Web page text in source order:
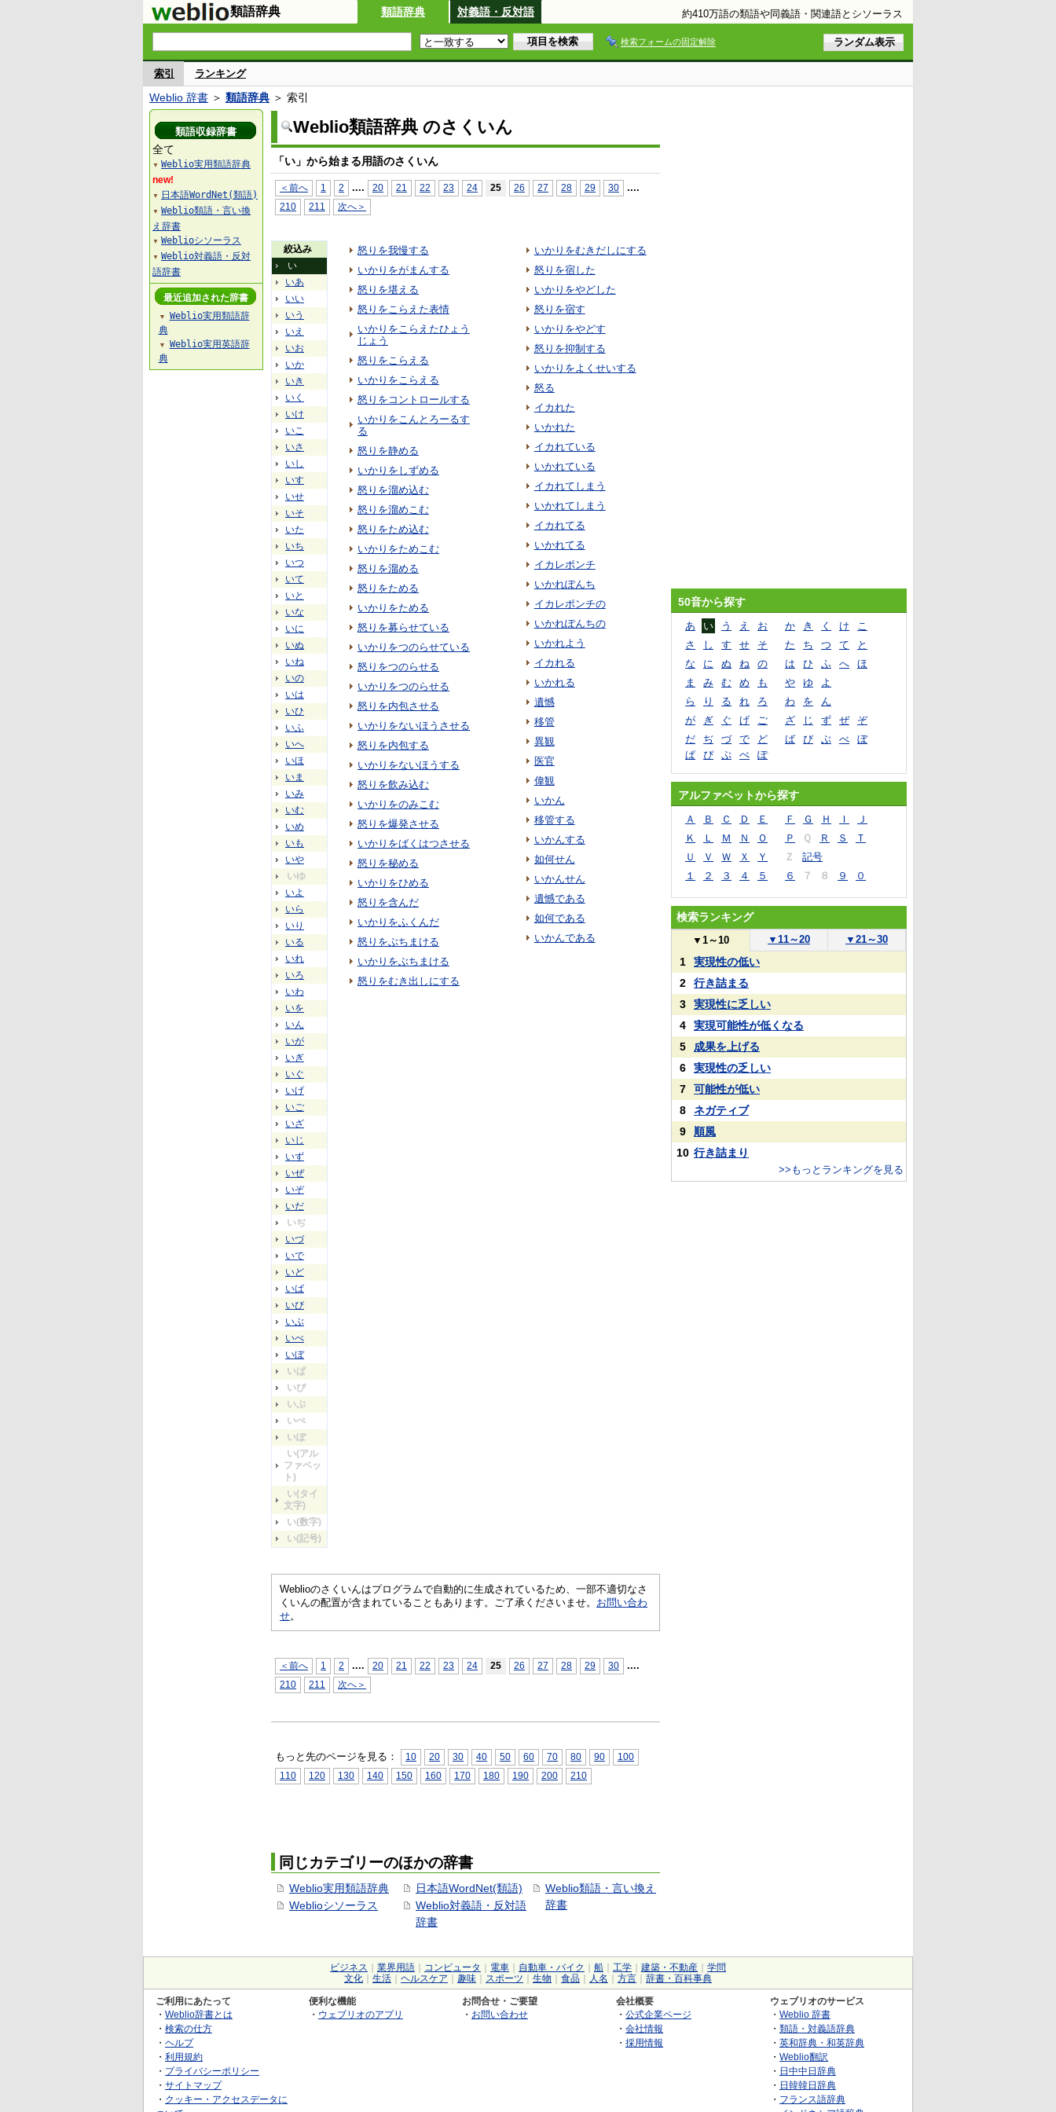
類語辞典 類語辞典 対義語・反対語 約410万語の類語や同義語・関連語とシソーラス
検索フォームの固定解除
索引 ランキング
Weblio 辞書 ＞ 類語辞典 ＞ 索引
Weblio類語辞典 のさくいん
「い」から始まる用語のさくいん
＜前へ 1 2 .... 20 21 22 23 24 25 26 27 28 29 30 ....
210 211 次へ＞
絞込み
い
いあ
いい
いう
いえ
いお
いか
いき
いく
いけ
いこ
いさ
いし
いす
いせ
いそ
いた
いち
いつ
いて
いと
いな
いに
いぬ
いね
いの
いは
いひ
いふ
いへ
いほ
いま
いみ
いむ
いめ
いも
いや
いゆ
いよ
いら
いり
いる
いれ
いろ
いわ
いを
いん
いが
いぎ
いぐ
いげ
いご
いざ
いじ
いず
いぜ
いぞ
いだ
いぢ
いづ
いで
いど
いば
いび
いぶ
いべ
いぼ
いぱ
いぴ
いぷ
いぺ
いぽ
い(アル
ファベッ
ト)
い(タイ
文字)
い(数字)
い(記号)
怒りを我慢する
いかりをがまんする
怒りを堪える
怒りをこらえた表情
いかりをこらえたひょう
じょう
怒りをこらえる
いかりをこらえる
怒りをコントロールする
いかりをこんとろーるす
る
怒りを静める
いかりをしずめる
怒りを溜め込む
怒りを溜めこむ
怒りをため込む
いかりをためこむ
怒りを溜める
怒りをためる
いかりをためる
怒りを募らせている
いかりをつのらせている
怒りをつのらせる
いかりをつのらせる
怒りを内包させる
いかりをないほうさせる
怒りを内包する
いかりをないほうする
怒りを飲み込む
いかりをのみこむ
怒りを爆発させる
いかりをばくはつさせる
怒りを秘める
いかりをひめる
怒りを含んだ
いかりをふくんだ
怒りをぶちまける
いかりをぶちまける
怒りをむき出しにする
いかりをむきだしにする
怒りを宿した
いかりをやどした
怒りを宿す
いかりをやどす
怒りを抑制する
いかりをよくせいする
怒る
イカれた
いかれた
イカれている
いかれている
イカれてしまう
いかれてしまう
イカれてる
いかれてる
イカレポンチ
いかれぽんち
イカレポンチの
いかれぽんちの
いかれよう
イカれる
いかれる
遺憾
移管
異観
医官
偉観
いかん
移管する
いかんする
如何せん
いかんせん
遺憾である
如何である
いかんである
Weblioのさくいんはプログラムで自動的に生成されているため、一部不適切なさ
くいんの配置が含まれていることもあります。ご了承くださいませ。 お問い合わ
せ。
＜前へ 1 2 .... 20 21 22 23 24 25 26 27 28 29 30 ....
210 211 次へ＞
もっと先のページを見る： 10 20 30 40 50 60 70 80 90
100
110
120 130 140 150 160 170 180 190 200 210
同じカテゴリーのほかの辞書
Weblio実用類語辞典
Weblioシソーラス
日本語WordNet(類語)
Weblio対義語・反対語
辞書
Weblio類語・言い換え
辞書
類語収録辞書
全て
▼ Weblio実用類語辞典
new!
▼ 日本語WordNet(類語)
▼ Weblio類語・言い換
え辞書
▼ Weblioシソーラス
▼ Weblio対義語・反対
語辞書
最近追加された辞書
▼
Weblio実用類語辞
典
▼
Weblio実用英語辞
典
50音から探す
あ い う え お か き く け
こ
さ
し す せ そ た ち つ て
と
な
に ぬ ね の は ひ ふ へ
ほ
ま
み む め も や ゆ
よ
ら
り る れ ろ わ を
ん
が
ぎ ぐ げ ご ざ じ ず ぜ
ぞ
だ
ぢ づ で ど ば び ぶ べ
ぼ
ぱ
ぴ ぷ ぺ ぽ
アルファベットから探す
Ａ Ｂ Ｃ Ｄ Ｅ Ｆ Ｇ Ｈ Ｉ
Ｊ
Ｋ
Ｌ Ｍ Ｎ Ｏ Ｐ Ｑ Ｒ Ｓ
Ｔ
Ｕ
Ｖ Ｗ Ｘ Ｙ Ｚ
記号
１
２ ３ ４ ５ ６ ７ ８ ９ ０
検索ランキング
▼ 1～10 ▼ 11～20 ▼ 21～30
1
実現性の低い
2
行き詰まる
3
実現性に乏しい
4
実現可能性が低くなる
5
成果を上げる
6
実現性の乏しい
7
可能性が低い
8
ネガティブ
9
順風
10 行き詰まり
>>もっとランキングを見る
ビジネス 業界用語 コンピュータ 電車 自動車・バイク 船 工学 建築・不動産
学問
文化
生活 ヘルスケア 趣味 スポーツ 生物 食品 人名 方言 辞書・百科事典
ご利用にあたって
・ Weblio辞書とは
・ 検索の仕方
・ ヘルプ
・ 利用規約
・ プライバシーポリシー
・ サイトマップ
・ クッキー・アクセスデータに
便利な機能
・ ウェブリオのアプリ
お問合せ・ご要望
・ お問い合わせ
会社概要
・ 公式企業ページ
・ 会社情報
・ 採用情報
ウェブリオのサービス
・ Weblio 辞書
・ 類語・対義語辞典
・ 英和辞典・和英辞典
・ Weblio翻訳
・ 日中中日辞典
・ 日韓韓日辞典
・ フランス語辞典